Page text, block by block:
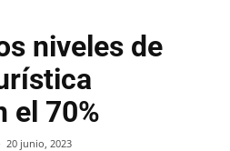
niveles de
el 70%
20 junio, 2023